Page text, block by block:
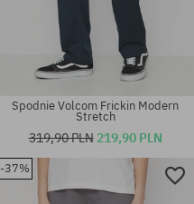
Dostępne rozmiary:
Spodnie Volcom Frickin Modern
Stretch
319,90 PLN 219,90 PLN
-37%